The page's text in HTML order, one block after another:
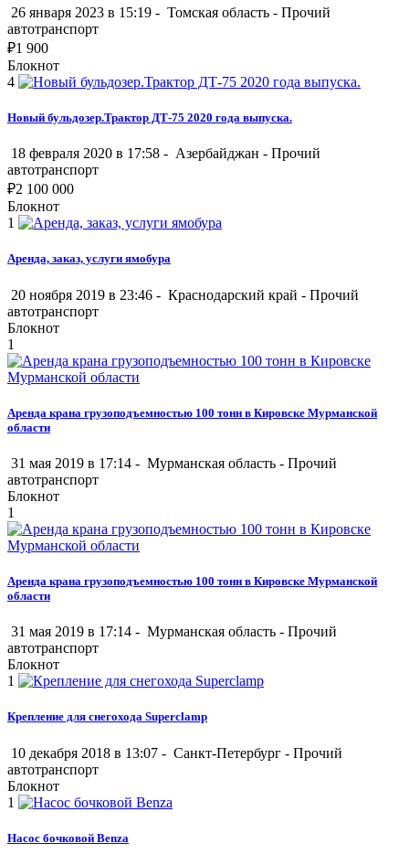
26 января 2023 в 15:19 - Томская область - Прочий
автотранспорт
₽1 900
Блокнот
4
Новый бульдозер.Трактор ДТ-75 2020 года выпуска.
18 февраля 2020 в 17:58 - Азербайджан - Прочий
автотранспорт
₽2 100 000
Блокнот
1
Аренда, заказ, услуги ямобура
20 ноября 2019 в 23:46 - Краснодарский край - Прочий
автотранспорт
Блокнот
1
Аренда крана грузоподъемностью 100 тонн в Кировске Мурманской
области
31 мая 2019 в 17:14 - Мурманская область - Прочий
автотранспорт
Блокнот
1
Аренда крана грузоподъемностью 100 тонн в Кировске Мурманской
области
31 мая 2019 в 17:14 - Мурманская область - Прочий
автотранспорт
Блокнот
1
Крепление для снегохода Superclamp
10 декабря 2018 в 13:07 - Санкт-Петербург - Прочий
автотранспорт
Блокнот
1
Насос бочковой Benza